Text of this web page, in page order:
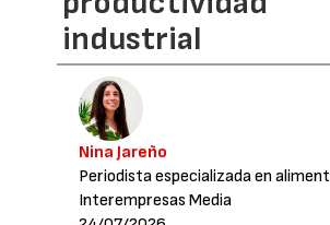
industrial
Nina Jareño
Periodista especializada en
Interempresas Media